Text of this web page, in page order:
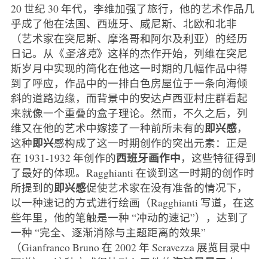
20 世纪 30 年代，李维加强了旅行，他的艺术作品几
乎成了他在法国、西班牙、威尼斯、北欧和北非
（艺术家在突尼斯、摩洛哥和阿尔及利亚）的经历
日记。从《圣洛克》这样的杰作开始，列维在突尼
斯岁月中实现的简化在他这一时期的几幅作品中得
到了呼应，作品中的一排白色房屋位于一条向海倾
斜的道路边缘，而背景中的安达卢西亚村庄群看起
来就像一个重叠的盒子理论。然而，不久之后，列
维又在他的艺术中嫁接了一种前所未有的即兴感，
这种即兴感构成了这一时期创作的突出元素：正是
在 1931-1932 年创作的西班牙画作中，这些特征得到
了最好的体现。Ragghianti 在谈到这一时期的创作时
所提到的即兴感促使艺术家在没有准备的情况下，
以一种速记的方式进行绘画（Ragghianti 写道，在这
些年里，他的笔触是一种 “冲动的速记”），达到了
一种 “完全、逐渐消除与主题距离的效果”
（Gianfranco Bruno 在 2002 年 Seravezza 展览目录中